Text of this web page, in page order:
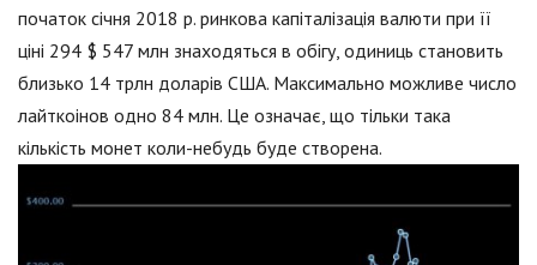
початок січня 2018 р. ринкова капіталізація валюти при її
ціні 294 $ 547 млн знаходяться в обігу, одиниць становить
близько 14 трлн доларів США. Максимально можливе число
лайткоінов одно 84 млн. Це означає, що тільки така
кількість монет коли-небудь буде створена.